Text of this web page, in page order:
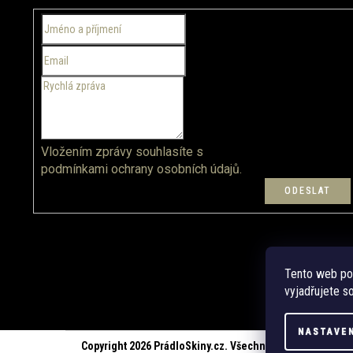
Tento web
vyjadřujete
Vložením zprávy souhlasíte s
podmínkami ochrany osobních údajů.
Copyright 2026 PrádloSkiny.cz. Všechna práva vyhrazena.